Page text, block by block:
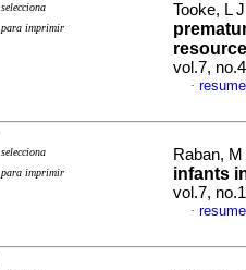
selecciona
para imprimir
Tooke, L
vol.7,
·
selecciona
para imprimir
Raban,
infants
vol.7,
·